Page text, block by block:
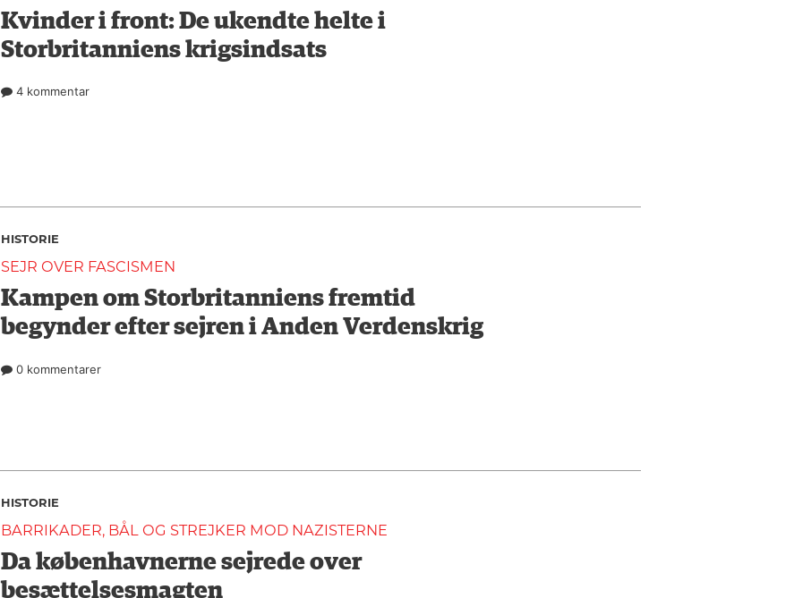
Kvinder i front: De ukendte helte i
Storbritanniens krigsindsats
4 kommentar
HISTORIE
SEJR OVER FASCISMEN
Kampen om Storbritanniens fremtid
begynder efter sejren i Anden Verdenskrig
0 kommentarer
HISTORIE
BARRIKADER, BÅL OG STREJKER MOD NAZISTERNE
Da københavnerne sejrede over
besættelsesmagten